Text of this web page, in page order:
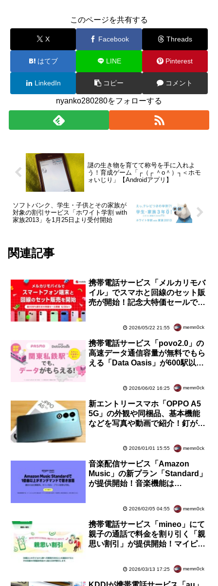
このページを共有する
X Facebook Threads
はてブ LINE Pinterest
LinkedIn コピー コメント
nyanko280280をフォローする
謎の生き物を育てて称号を手に入れよ
う！育成ゲーム「┌（┌ ＾o＾）┐＜ホモ
ォいじり」【Androidアプリ】
ソフトバンク、学生・子供とその家族が
対象の割引サービス「ホワイト学割 with
家族2013」を1月25日より受付開始
関連記事
携帯電話サービス「メルカリモバ
イル」でスマホと回線のセット販
売が開始！記念大特価セールで最
2026/05/22 21:55 memn0ck
携帯電話サービス「povo2.0」の
高速データ通信容量が無料でもら
える「Data Oasis」が600駅以上
2026/06/02 16:25 memn0ck
新エントリースマホ「OPPO A5
5G」の外観や同梱品、基本機能
などを写真や動画で紹介！釘が打
2026/01/01 15:55 memn0ck
音楽配信サービス「Amazon
Music」の新プラン「Standard」
が提供開始！音楽機能は
2026/02/05 04:55 memn0ck
携帯電話サービス「mineo」にて
親子の通話で料金を割り引く「親
思い割引」が提供開始！マイピ
2026/03/13 17:25 memn0ck